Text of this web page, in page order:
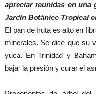
apreciar reunidas en una
Jardín Botánico Tropical
El pan de fruta es alto en
minerales. Se dice que su
yuca. En Trinidad y
bajar la presión y curar el